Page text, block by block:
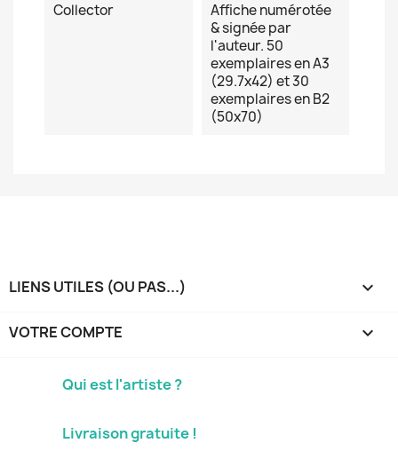
Collector
Affiche numérotée
& signée par
l'auteur. 50
exemplaires en A3
(29.7x42) et 30
exemplaires en B2
(50x70)
LIENS UTILES (OU PAS...) 
VOTRE COMPTE 
Qui est l'artiste ?
Livraison gratuite !